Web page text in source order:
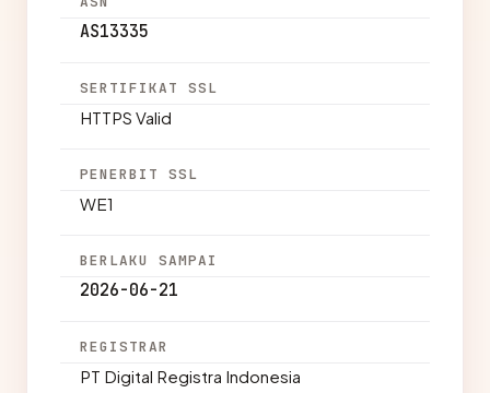
AS13335
SERTIFIKAT SSL
HTTPS Valid
PENERBIT SSL
WE1
BERLAKU SAMPAI
2026-06-21
REGISTRAR
PT Digital Registra Indonesia